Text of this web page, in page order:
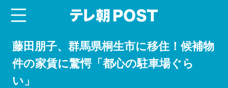
藤田朋子、群馬県桐生市に移住！候補物
件の家賃に驚愕「都心の駐車場ぐら
い」